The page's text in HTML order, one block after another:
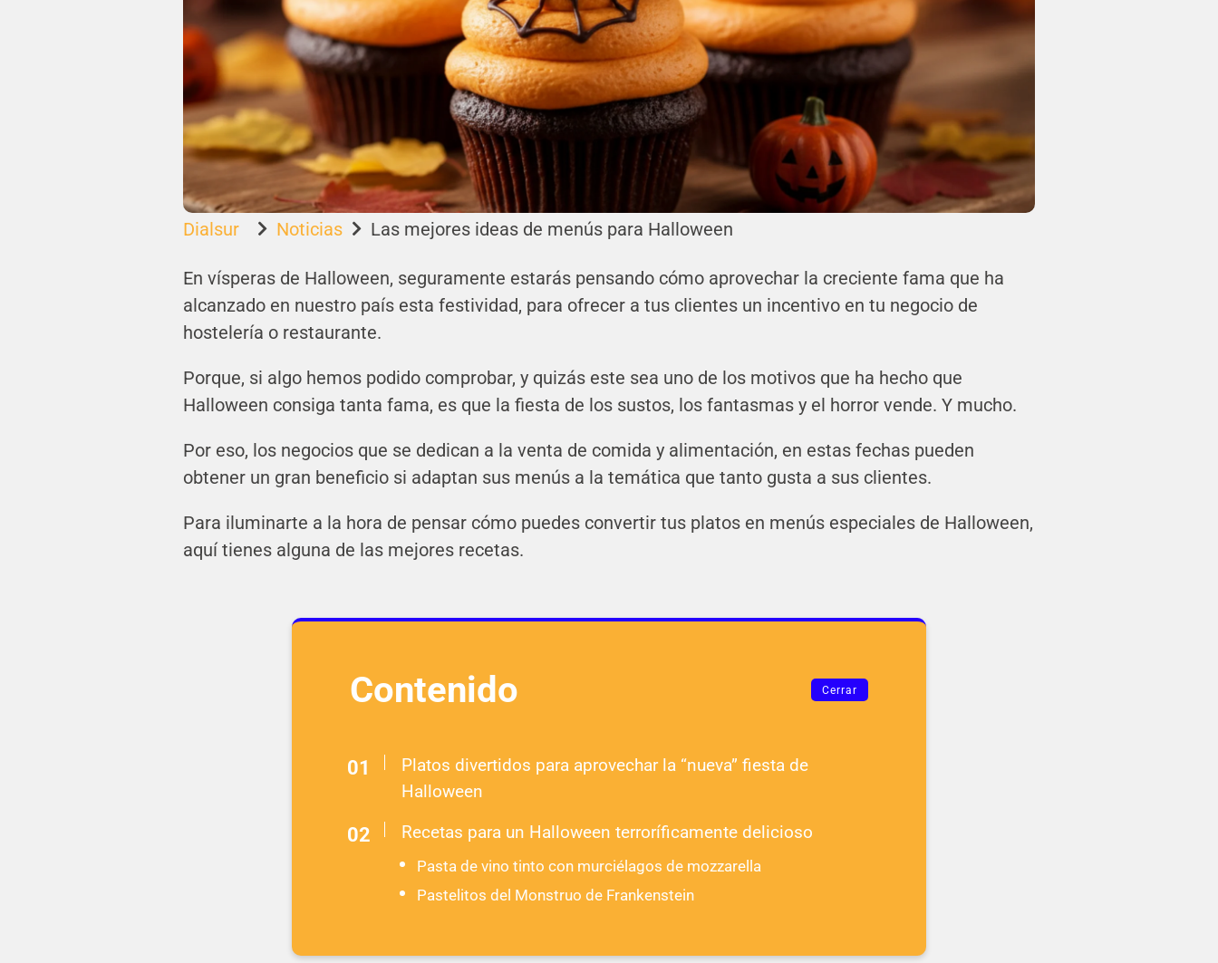
Dialsur  Noticias  Las mejores ideas de menús para Halloween
En vísperas de Halloween, seguramente estarás pensando cómo aprovechar la creciente fama que ha
alcanzado en nuestro país esta festividad, para ofrecer a tus clientes un incentivo en tu negocio de
hostelería o restaurante.
Porque, si algo hemos podido comprobar, y quizás este sea uno de los motivos que ha hecho que
Halloween consiga tanta fama, es que la fiesta de los sustos, los fantasmas y el horror vende. Y mucho.
Por eso, los negocios que se dedican a la venta de comida y alimentación, en estas fechas pueden
obtener un gran beneficio si adaptan sus menús a la temática que tanto gusta a sus clientes.
Para iluminarte a la hora de pensar cómo puedes convertir tus platos en menús especiales de Halloween,
aquí tienes alguna de las mejores recetas.
Cerrar
Contenido
Platos divertidos para aprovechar la “nueva” fiesta de
Halloween
Recetas para un Halloween terroríficamente delicioso
Pasta de vino tinto con murciélagos de mozzarella
Pastelitos del Monstruo de Frankenstein